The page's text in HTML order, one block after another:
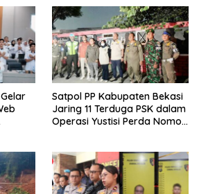
Satpol PP Kabupaten Bekasi
Jaring 11 Terduga PSK dalam
Operasi Yustisi Perda Nomor